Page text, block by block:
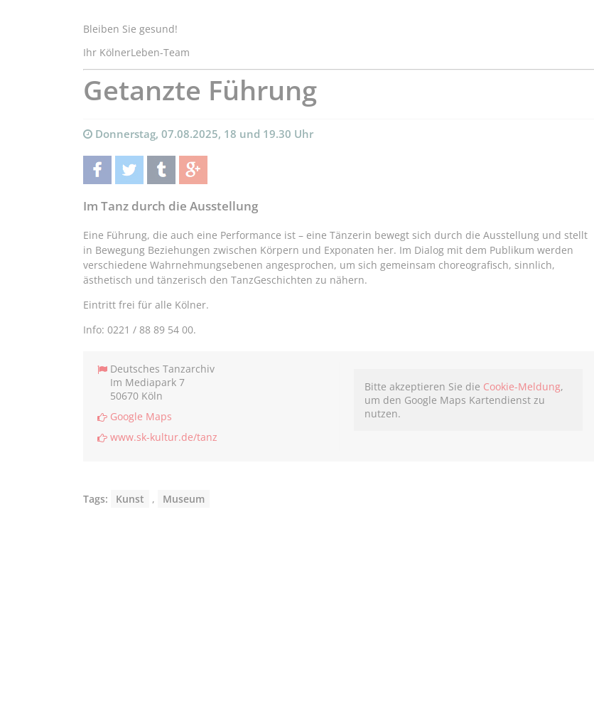
Bleiben Sie gesund!
Ihr KölnerLeben-Team
Getanzte Führung
Donnerstag, 07.08.2025, 18 und 19.30 Uhr
teilentwittern teilen teilen
Im Tanz durch die Ausstellung
Eine Führung, die auch eine Performance ist – eine Tänzerin bewegt sich durch die Ausstellung und stellt
in Bewegung Beziehungen zwischen Körpern und Exponaten her. Im Dialog mit dem Publikum werden
verschiedene Wahrnehmungsebenen angesprochen, um sich gemeinsam choreografisch, sinnlich,
ästhetisch und tänzerisch den TanzGeschichten zu nähern.
Eintritt frei für alle Kölner.
Info: 0221 / 88 89 54 00.
Deutsches Tanzarchiv
Im Mediapark 7
50670 Köln
Google Maps
www.sk-kultur.de/tanz
Bitte akzeptieren Sie die Cookie-Meldung,
um den Google Maps Kartendienst zu
nutzen.
Tags: Kunst , Museum